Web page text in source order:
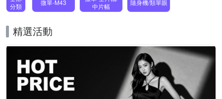
分類
微單-M43
中片幅
隨身機/類單眼
精選活動